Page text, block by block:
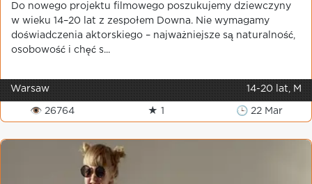
Do nowego projektu filmowego poszukujemy dziewczyny
w wieku 14–20 lat z zespołem Downa. Nie wymagamy
doświadczenia aktorskiego – najważniejsze są naturalność,
osobowość i chęć s...
Warsaw 14-20 lat, M
👁 26764 ★ 1 🕒 22 Mar